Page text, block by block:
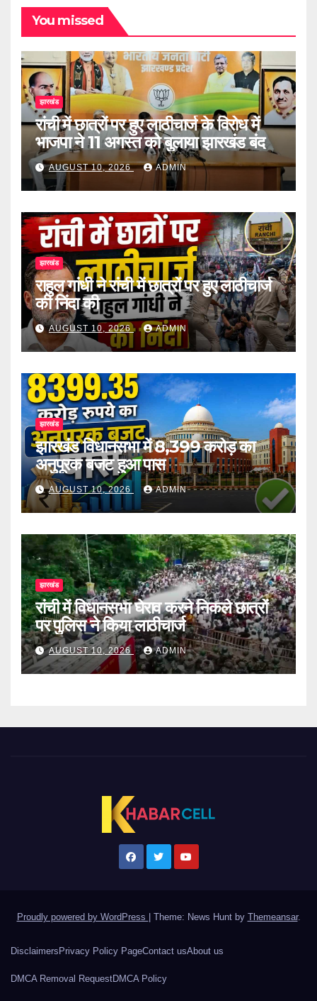
You missed
झारखंड
रांची में छात्रों पर हुए लाठीचार्ज के विरोध में
भाजपा ने 11 अगस्त को बुलाया झारखंड बंद
AUGUST 10, 2026 ADMIN
झारखंड
राहुल गांधी ने रांची में छात्रों पर हुए लाठीचार्ज
की निंदा की
AUGUST 10, 2026 ADMIN
झारखंड
झारखंड विधानसभा में 8,399 करोड़ का
अनुपूरक बजट हुआ पास
AUGUST 10, 2026 ADMIN
झारखंड
रांची में विधानसभा घेराव करने निकले छात्रों
पर पुलिस ने किया लाठीचार्ज
AUGUST 10, 2026 ADMIN
Proudly powered by WordPress Theme: News Hunt by Themeansar.
Disclaimers Privacy Policy PageContact usAbout us
DMCA Removal RequestDMCA Policy